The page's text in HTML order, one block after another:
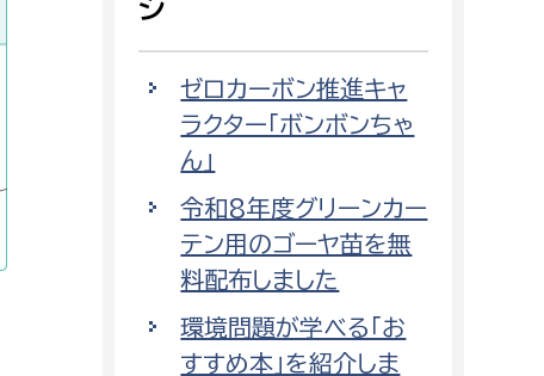
ジ
ゼロカーボン推進キャ
ラクター「ボンボンちゃ
ん」
令和8年度グリーンカー
テン用のゴーヤ苗を無
料配布しました
環境問題が学べる「お
すすめ本」を紹介しま